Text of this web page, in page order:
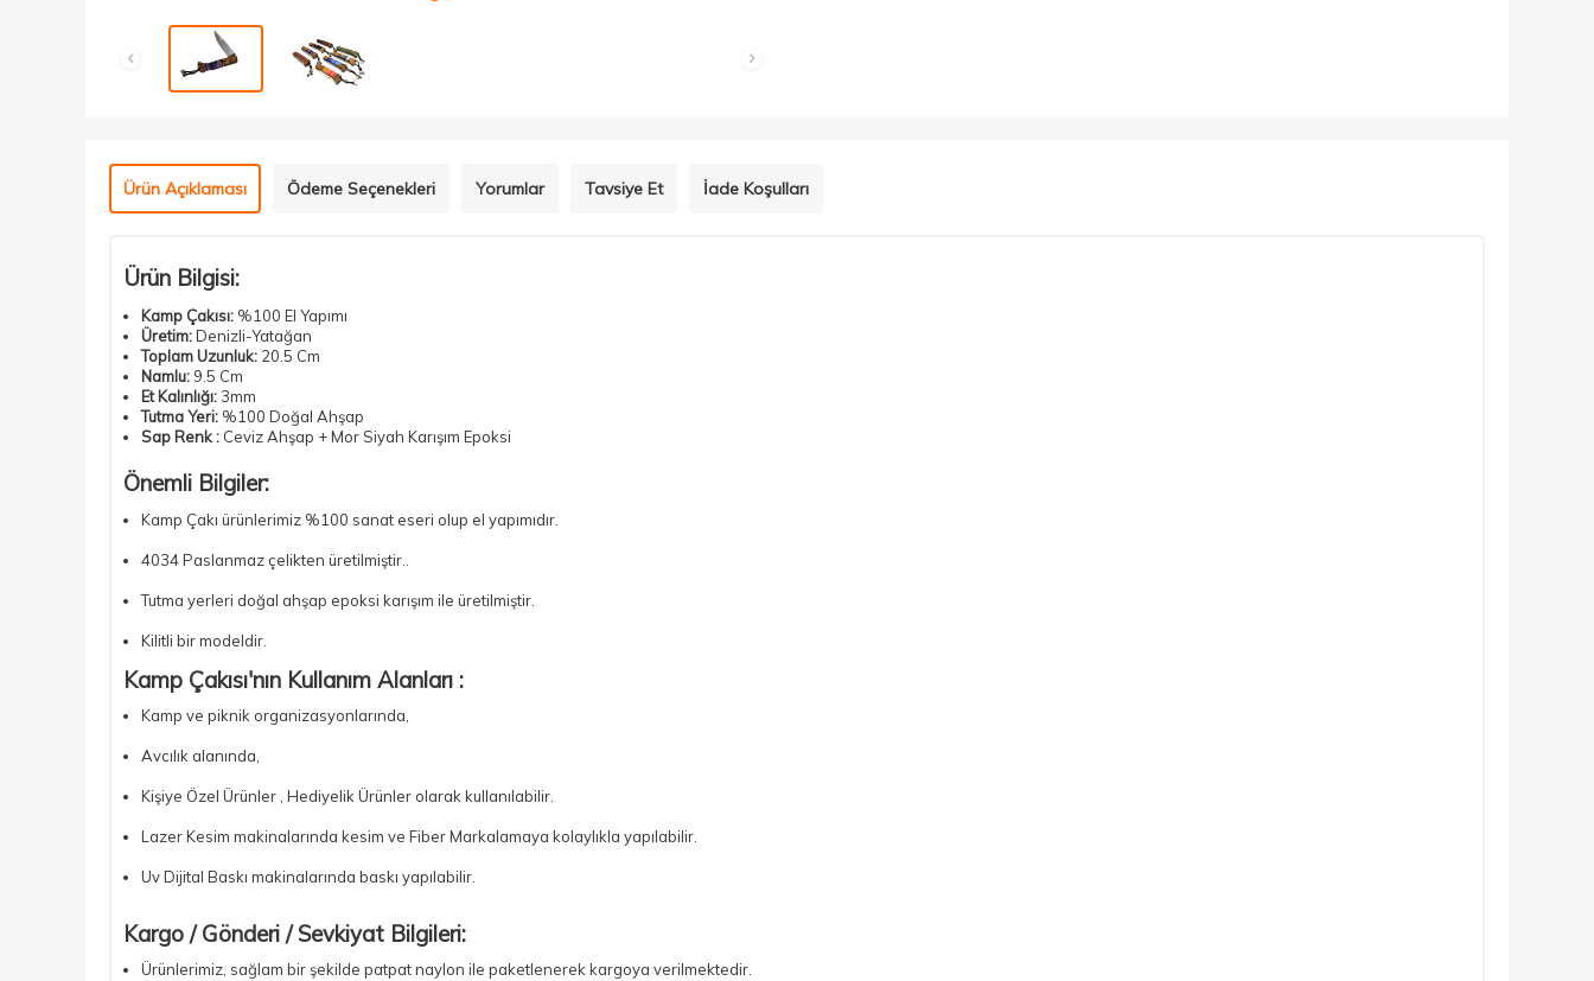
Ürün Açıklaması Ödeme Seçenekleri Yorumlar Tavsiye Et İade Koşulları
Ürün Bilgisi:
Kamp Çakısı: %100 El Yapımı
Üretim:Denizli-Yatağan
Toplam Uzunluk: 20.5 Cm
Namlu: 9.5 Cm
Et Kalınlığı: 3mm
Tutma Yeri: %100 Doğal Ahşap
Sap Renk : Ceviz Ahşap + Mor Siyah Karışım Epoksi
Önemli Bilgiler:
Kamp Çakı ürünlerimiz %100 sanat eseri olup el yapımıdır.
4034 Paslanmaz çelikten üretilmiştir..
Tutma yerleri doğal ahşap epoksi karışım ile üretilmiştir.
Kilitli bir modeldir.
Kamp Çakısı'nın Kullanım Alanları :
Kamp ve piknik organizasyonlarında,
Avcılık alanında,
Kişiye Özel Ürünler , Hediyelik Ürünler olarak kullanılabilir.
Lazer Kesim makinalarında kesim ve Fiber Markalamaya kolaylıkla yapılabilir.
Uv Dijital Baskı makinalarında baskı yapılabilir.
Kargo / Gönderi / Sevkiyat Bilgileri:
Ürünlerimiz, sağlam bir şekilde patpat naylon ile paketlenerek kargoya verilmektedir.